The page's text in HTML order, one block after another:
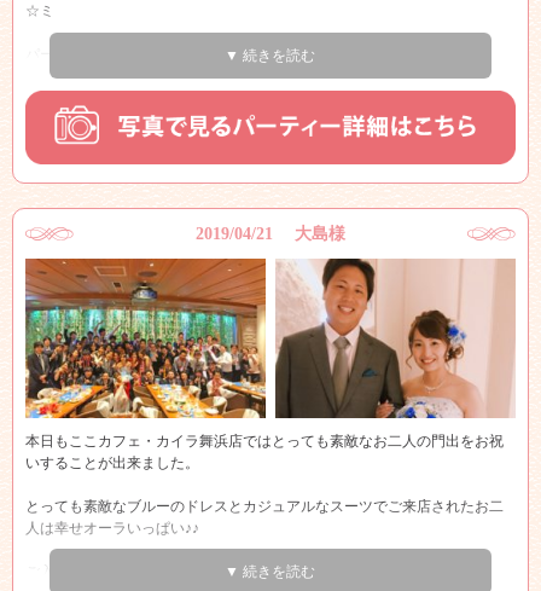
☆ミ
パーティーが始まり、いよいよビュフェスタート！！
ゲストの皆様は何をとろうか迷いながらとっても楽しそうですね☆☆
メインテーブルでは、新郎新婦様を中心に皆様写真撮影会！！
皆さんとってもいい笑顔されていますね♪♪
新郎新婦様はゲストの皆様のテーブルを一緒に
披露宴とは違って２次会ではこのように自由に行き来ができるのが、良い
所ですね！！
是非たくさん新郎新婦様と一緒にお話しを楽しんだり、お写真撮ってお楽
しみ下さいませ♪♪
プルメリアのお部屋が光に包まれての退場でとても感動的でした
おふたりの末永い幸せをカフェ・カイラ舞浜店プルメリアウェディングス
タッフ一同心よりお祈り申し上げます！！
▼ 続きを読む
2019/04/21 大島様
本日もここカフェ・カイラ舞浜店ではとっても素敵なお二人の門出をお祝
いすることが出来ました。
とっても素敵なブルーのドレスとカジュアルなスーツでご来店されたお二
人は幸せオーラいっぱい♪♪
ご入場の際も皆様に祝福されお二人の笑顔が印象的でした♪♪
▼ 続きを読む